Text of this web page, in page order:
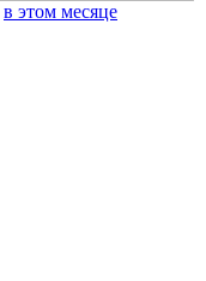
в этом месяце